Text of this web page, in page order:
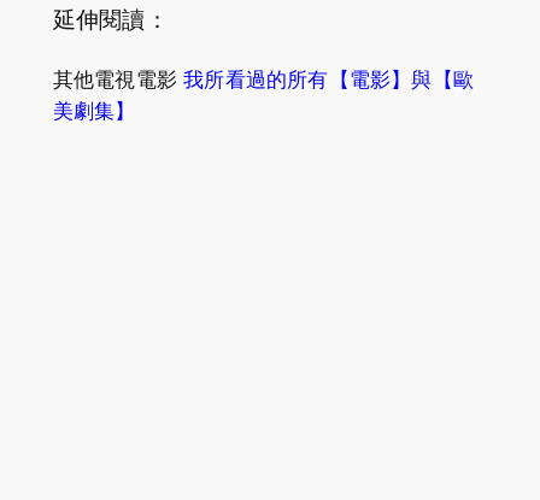
延伸閱讀：
其他電視電影我所看過的所有【電影】與【歐
美劇集】